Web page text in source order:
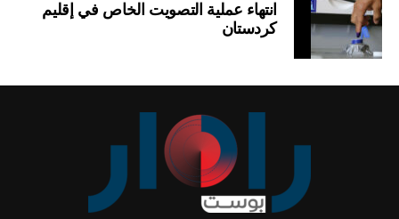
انتهاء عملية التصويت الخاص في إقليم
كردستان